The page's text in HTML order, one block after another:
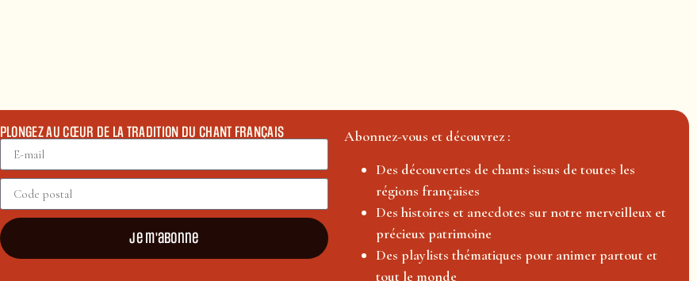
PLONGEZ AU CŒUR DE LA TRADITION DU CHANT FRANÇAIS
Je m'abonne
Abonnez-vous et découvrez :
Des découvertes de chants issus de toutes les
régions françaises
Des histoires et anecdotes sur notre merveilleux et
précieux patrimoine
Des playlists thématiques pour animer partout et
tout le monde